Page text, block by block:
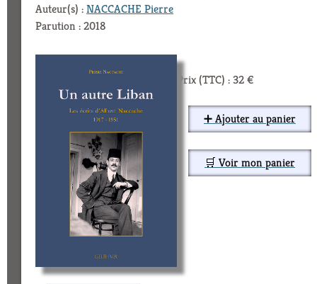
Auteur(s) :NACCACHE Pierre
Parution : 2018
Prix (TTC) : 32 €
➕ Ajouter au panier
🛒 Voir mon panier